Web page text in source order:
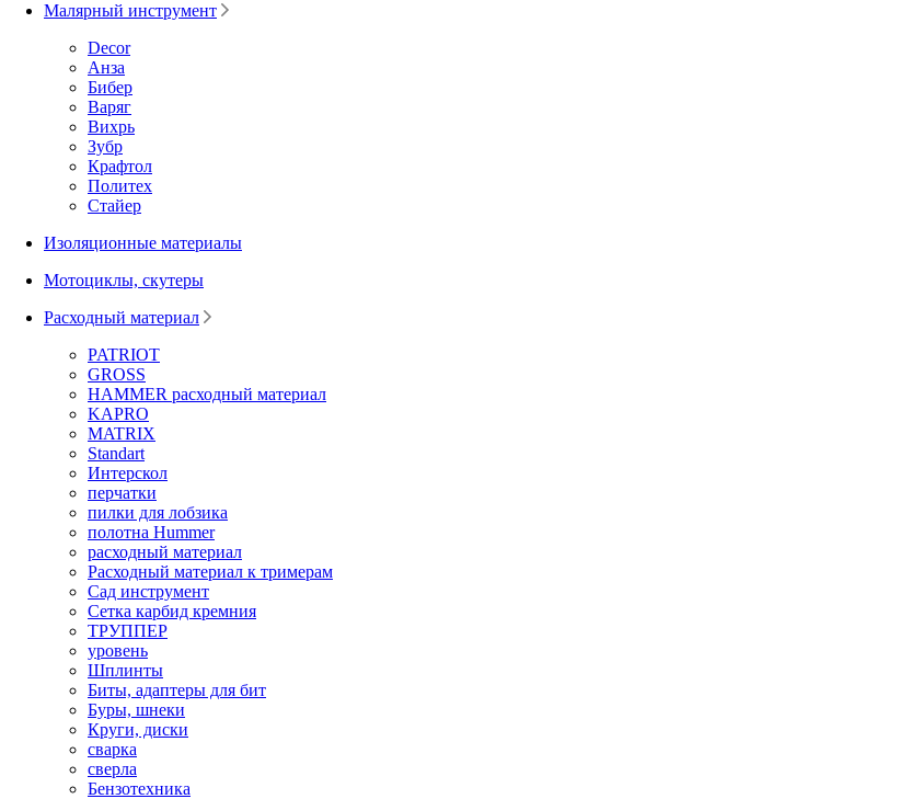
Малярный инструмент
Decor
Анза
Бибер
Варяг
Вихрь
Зубр
Крафтол
Политех
Стайер
Изоляционные материалы
Мотоциклы, скутеры
Расходный материал
PATRIOT
GROSS
HAMMER расходный материал
KAPRO
MATRIX
Standart
Интерскол
перчатки
пилки для лобзика
полотна Hummer
расходный материал
Расходный материал к тримерам
Сад инструмент
Сетка карбид кремния
ТРУППЕР
уровень
Шплинты
Биты, адаптеры для бит
Буры, шнеки
Круги, диски
сварка
сверла
Бензотехника